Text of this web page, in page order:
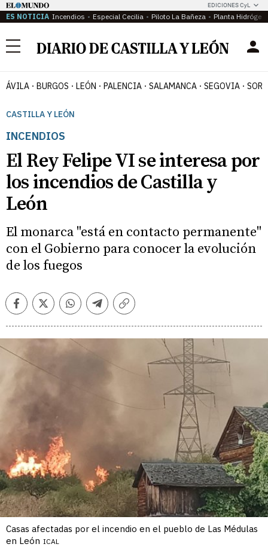
EDICIONES CyL
ES NOTICIA Incendios Especial Cecilia Piloto La Bañeza Planta
Menú
ÁVILA BURGOS LEÓN PALENCIA SALAMANCA SEGOVIA
CASTILLA Y LEÓN
INCENDIOS
El Rey Felipe VI se interesa por
los incendios de Castilla y
León
El monarca "está en contacto permanente"
con el Gobierno para conocer la evolución
de los fuegos
FacebookTwitterWhatsappTelegramCopiar
Casas afectadas por el incendio en el pueblo de Las Médulas
en León ICAL